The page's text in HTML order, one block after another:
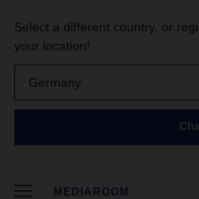
Select a different country, or
your location!
Germany
MEDIAROOM